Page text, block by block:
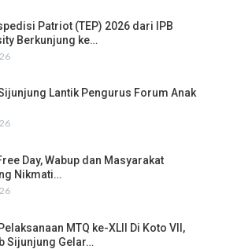
Patriot (TEP) 2026 dari IPB
Berkunjung ke…
Lantik Pengurus Forum Anak
Day, Wabup dan Masyarakat
Nikmati…
MTQ ke-XLII Di Koto VII,
Sijunjung Gelar…